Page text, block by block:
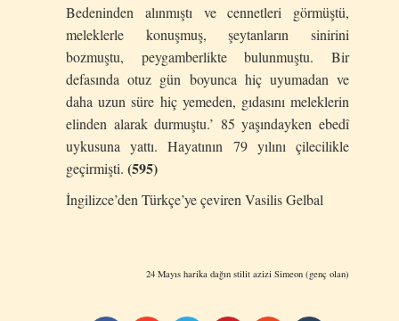
Bedeninden alınmıştı ve cennetleri görmüştü,
meleklerle konuşmuş, şeytanların sinirini
bozmuştu, peygamberlikte bulunmuştu. Bir
defasında otuz gün boyunca hiç uyumadan ve
daha uzun süre hiç yemeden, gıdasını meleklerin
elinden alarak durmuştu.’ 85 yaşındayken ebedî
uykusuna yattı. Hayatının 79 yılını çilecilikle
geçirmişti. (595)
İngilizce’den Türkçe’ye çeviren Vasilis Gelbal
24 Mayıs harika dağın stilit azizi Simeon (genç olan)